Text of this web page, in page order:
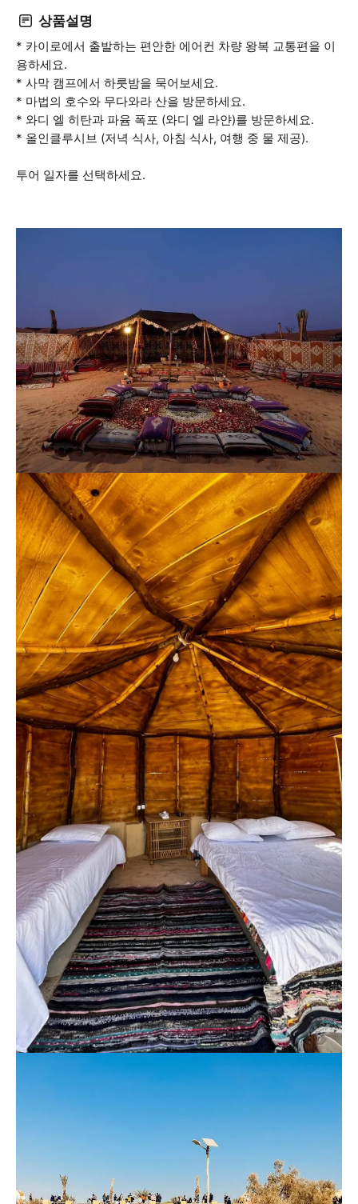
상품설명
* 카이로에서 출발하는 편안한 에어컨 차량 왕복 교통편을 이
용하세요.
* 사막 캠프에서 하룻밤을 묵어보세요.
* 마법의 호수와 무다와라 산을 방문하세요.
* 와디 엘 히탄과 파윰 폭포 (와디 엘 라얀)를 방문하세요.
* 올인클루시브 (저녁 식사, 아침 식사, 여행 중 물 제공).
투어 일자를 선택하세요.